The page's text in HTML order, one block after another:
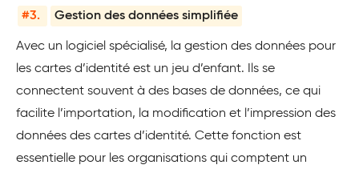
#3. Gestion des données simplifiée
Avec un logiciel spécialisé, la gestion des données pour
les cartes d’identité est un jeu d’enfant. Ils se
connectent souvent à des bases de données, ce qui
facilite l’importation, la modification et l’impression des
données des cartes d’identité. Cette fonction est
essentielle pour les organisations qui comptent un